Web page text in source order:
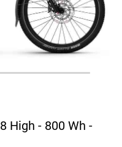
High - 800 Wh -